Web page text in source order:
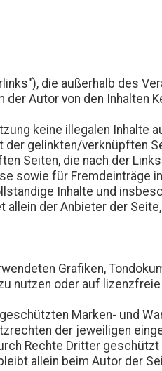
die außerhalb des
Autor von den Inhalten
keine illegalen Inhalte
gelinkten/verknüpften
Seiten, die nach der
sowie für Fremdeinträge
Inhalte und
der Anbieter der
Grafiken,
nutzen oder auf
Marken- und
der jeweiligen
Rechte Dritter geschützt
allein beim Autor der